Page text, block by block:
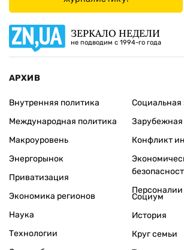
ЗЕРКАЛО НЕДЕЛИ
не подводим с 1994-го года
АРХИВ
Внутренняя политика
Международная политика
Макроуровень
Энергорынок
Приватизация
Экономика регионов
Социальная
Конфликт
Персоналии
Наука
Технологии
Социум
История
Круг семьи